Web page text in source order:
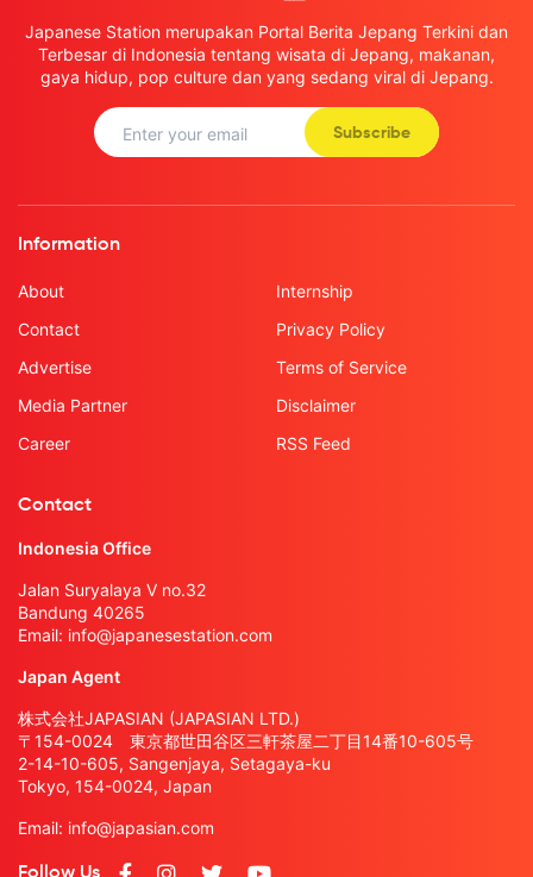
Japanese Station merupakan Portal Berita Jepang Terkini dan
Terbesar di Indonesia tentang wisata di Jepang, makanan,
gaya hidup, pop culture dan yang sedang viral di Jepang.
Subscribe
Information
About
Contact
Advertise
Media Partner
Career
Internship
Privacy Policy
Terms of Service
Disclaimer
RSS Feed
Contact
Indonesia Office
Jalan Suryalaya V no.32
Bandung 40265
Email: info@japanesestation.com
Japan Agent
株式会社JAPASIAN (JAPASIAN LTD.)
〒154-0024 東京都世田谷区三軒茶屋二丁目14番10-605号
2-14-10-605, Sangenjaya, Setagaya-ku
Tokyo, 154-0024, Japan
Email: info@japasian.com